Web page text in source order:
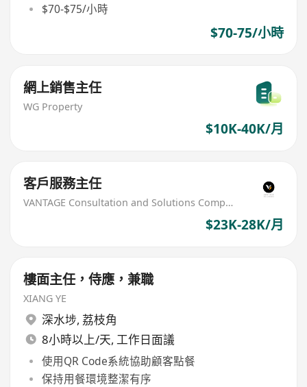
$70-$75/小時
$70-75/小時
網上銷售主任
WG Property
$10K-40K/月
客戶服務主任
VANTAGE Consultation and Solutions Company
$23K-28K/月
樓面主任，侍應，兼職
XIANG YE
深水埗, 荔枝角
8小時以上/天, 工作日面議
使用QR Code系統協助顧客點餐
保持用餐環境整潔有序